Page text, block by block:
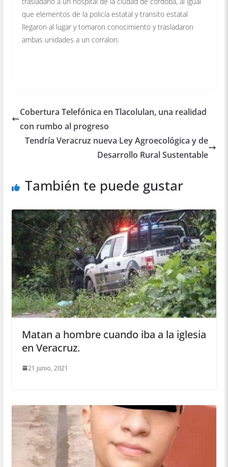
que elementos de la policía estatal y transito estatal
llegaron al lugar y tomaron conocimiento y trasladaron
ambas unidades a un corralon.
Cobertura Telefónica en Tlacolulan, una realidad
con rumbo al progreso
Tendría Veracruz nueva Ley Agroecológica y de
Desarrollo Rural Sustentable
También te puede gustar
Matan a hombre cuando iba a la iglesia
en Veracruz.
21 junio, 2021